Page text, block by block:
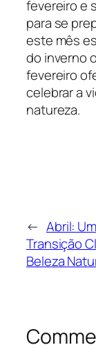
fevereiro e
para se
este mês
do inverno
fevereiro
celebrar a
natureza.
← Abril:
Transição
Beleza